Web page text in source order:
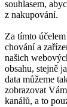
souhlasem,
z nakupování.
Za tímto
chování a
našich
obsahu, stejně
data můžeme
zobrazovat
kanálů, a to